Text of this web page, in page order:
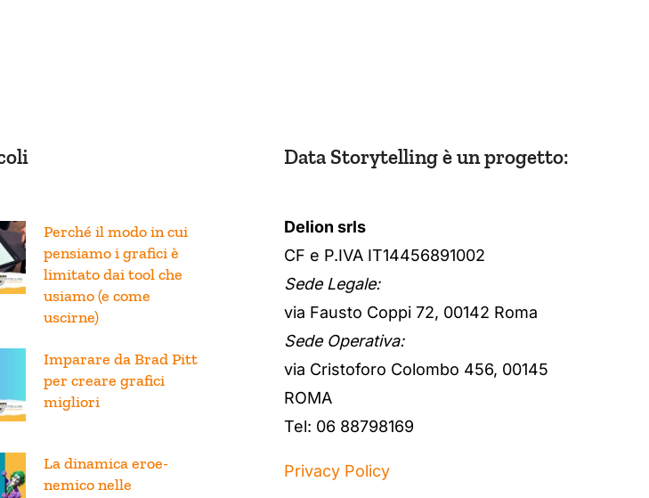
Perché il modo in cui
pensiamo i grafici è
limitato dai tool che
usiamo (e come
uscirne)
Imparare da Brad Pitt
per creare grafici
migliori
La dinamica eroe-
nemico nelle
Data Storytelling è un progetto:
Delion srls
CF e P.IVA IT14456891002
Sede Legale:
via Fausto Coppi 72, 00142 Roma
Sede Operativa:
via Cristoforo Colombo 456, 00145
ROMA
Tel: 06 88798169
Privacy Policy